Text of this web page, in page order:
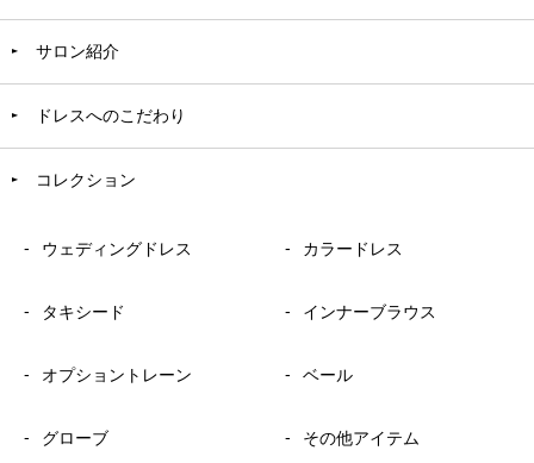
サロン紹介
ドレスへのこだわり
コレクション
ウェディングドレス カラードレス
タキシード インナーブラウス
オプショントレーン ベール
グローブ その他アイテム